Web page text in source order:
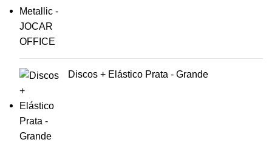
Discos + Elástico Prata - Grande